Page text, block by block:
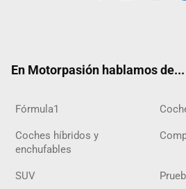
En Motorpasión hablamos de...
Fórmula1
Coches híbridos y
enchufables
SUV